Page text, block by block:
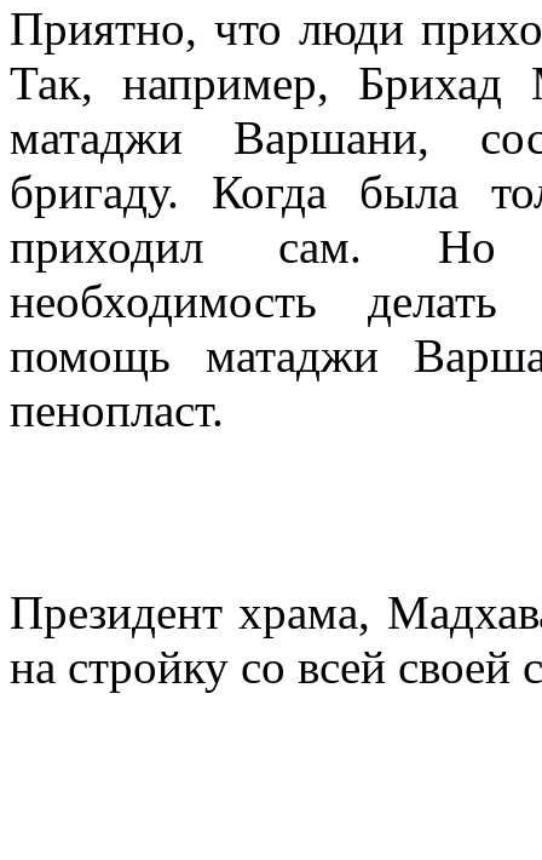
Приятно, что люди
Так, например, Брихад
матаджи Варшани,
бригаду. Когда была
приходил сам. Но
необходимость
помощь матаджи
пенопласт.
Президент храма,
на стройку со всей своей